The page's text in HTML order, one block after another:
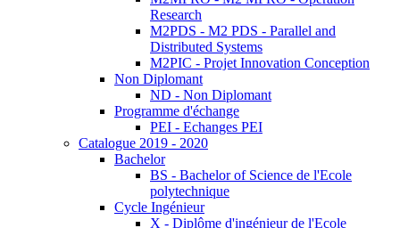
Research
M2PDS - M2 PDS - Parallel and
Distributed Systems
M2PIC - Projet Innovation Conception
Non Diplomant
ND - Non Diplomant
Programme d'échange
PEI - Echanges PEI
Catalogue 2019 - 2020
Bachelor
BS - Bachelor of Science de l'Ecole
polytechnique
Cycle Ingénieur
X - Diplôme d'ingénieur de l'Ecole